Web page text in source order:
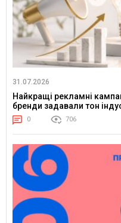
31.07.2026
Найкращі рекламні
бренди задавали тон
0 706